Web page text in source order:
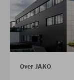
Over JAKO